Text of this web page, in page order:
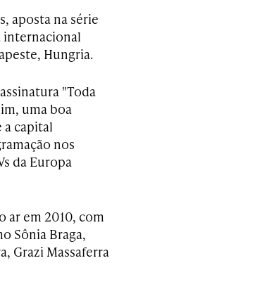
aposta na série
internacional
Hungria.
"Toda
uma boa
capital
nos
da Europa
ar em 2010, com
Sônia Braga,
Grazi Massaferra